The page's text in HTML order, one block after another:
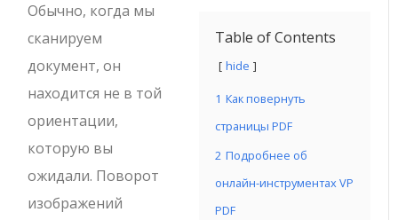
Table of Contents
hide
1 Как повернуть
страницы PDF
2 Подробнее об
онлайн-инструментах VP
PDF
Обычно, когда мы
сканируем
документ, он
находится не в той
ориентации,
которую вы
ожидали. Поворот
изображений